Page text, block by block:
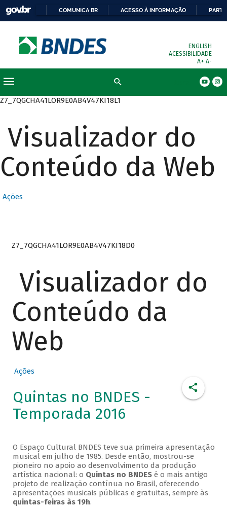
COMUNICA BR ACESSO À INFORMAÇÃO
ENGLISH
ACESSIBILIDADE
A+ A-
Z7_7QGCHA41LOR9E0AB4V47KI18L1
Visualizador do
Conteúdo da Web
Ações
Z7_7QGCHA41LOR9E0AB4V47KI18D0
Visualizador do
Conteúdo da
Web
Ações
Quintas no BNDES -
Temporada 2016
O Espaço Cultural BNDES teve sua primeira apresentação
musical em julho de 1985. Desde então, mostrou-se
pioneiro no apoio ao desenvolvimento da produção
artística nacional: o Quintas no BNDESé o mais antigo
projeto de realização contínua no Brasil, oferecendo
apresentações musicais públicas e gratuitas, sempre às
quintas-feiras às 19h.